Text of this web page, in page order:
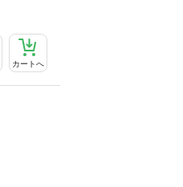
カートへ